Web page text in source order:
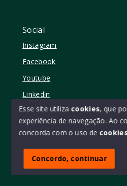
Social
Instagram
Facebook
Youtube
Linkedin
© Copyright 2026 - Elo11
SITE PARA IMOBILIARIA
Esse site utiliza cookies, que
experiência de navegação. Ao
concorda com o uso de
Concordo, continuar